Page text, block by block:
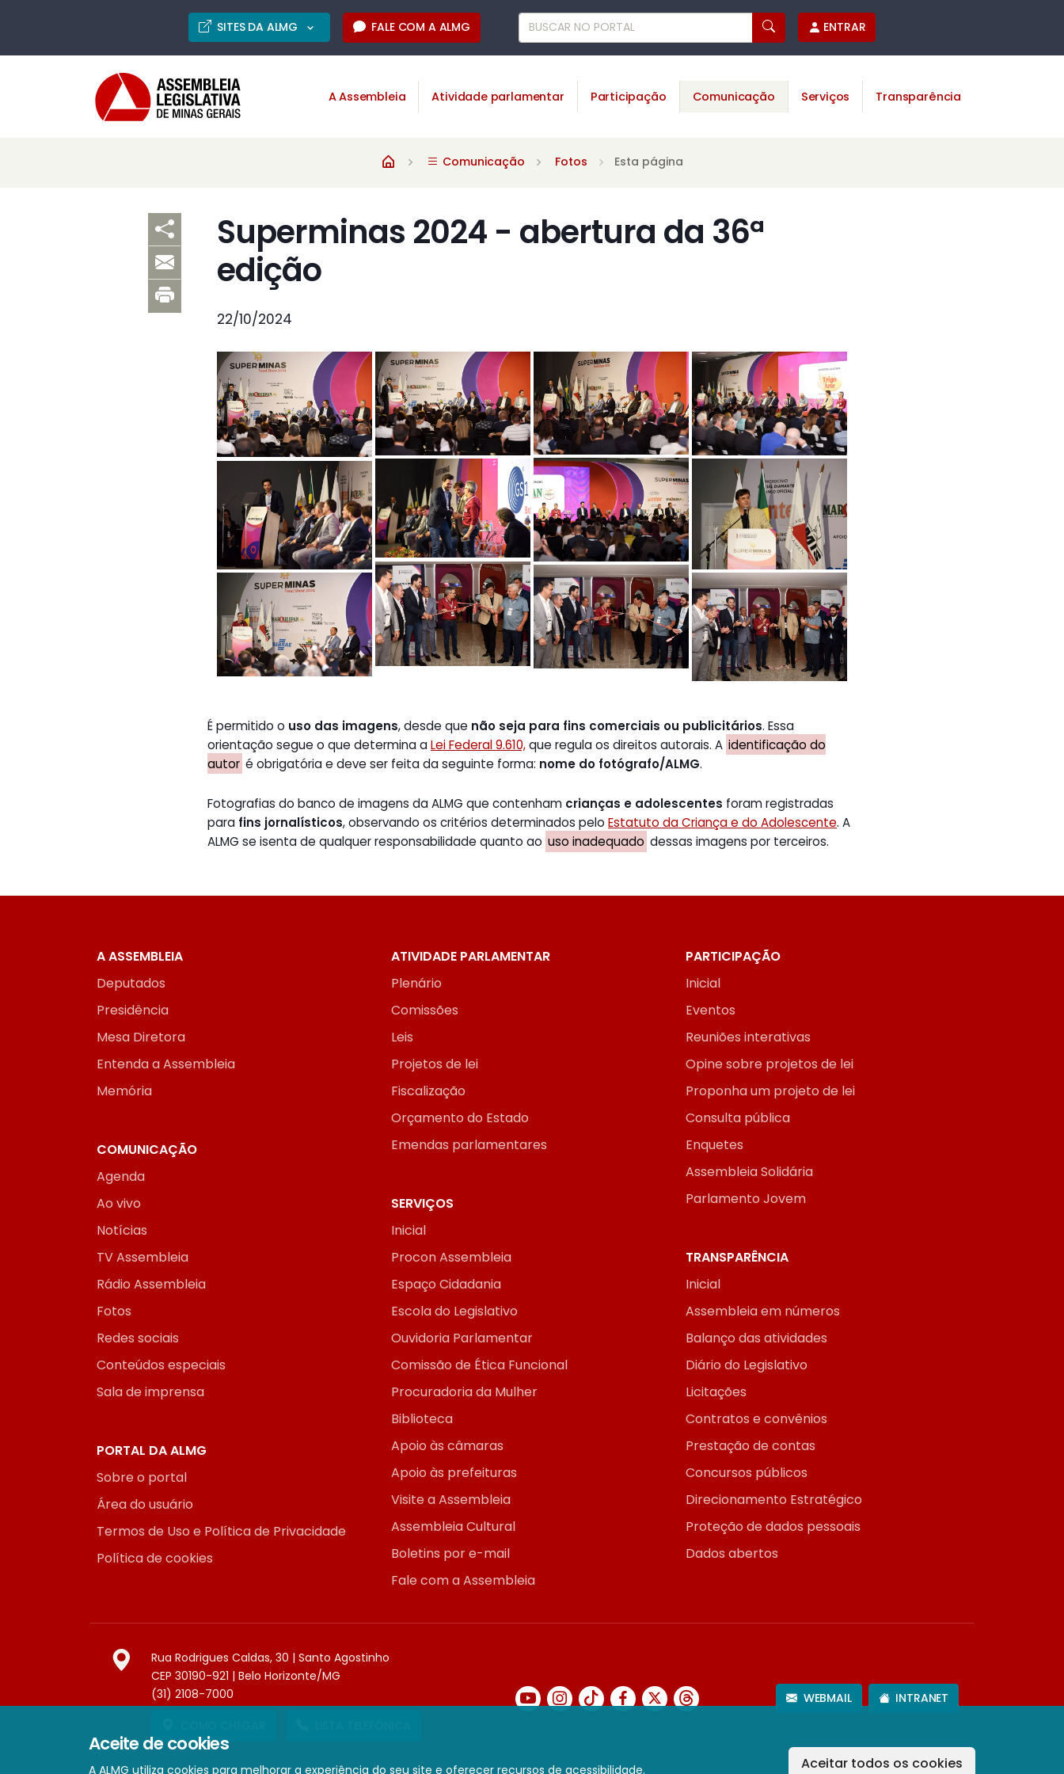
Aceite de cookies
A ALMG utiliza cookies para melhorar a experiência do seu site e oferecer recursos de acessibilidade. Aceitar todos os cookies
SITES DA ALMG FALE COM A ALMG ENTRAR
A Assembleia Atividade parlamentar Participação Comunicação Serviços Transparência
Comunicação Fotos Esta página
Superminas 2024 - abertura da 36ª
edição
22/10/2024
É permitido o uso das imagens, desde que não seja para fins comerciais ou publicitários. Essa
orientação segue o que determina aLei Federal 9.610,que regula os direitos autorais. A identificação do
autor é obrigatória e deve ser feita da seguinte forma: nome do fotógrafo/ALMG.
Fotografias do banco de imagens da ALMG que contenham crianças e adolescentes foram registradas
para fins jornalísticos, observando os critérios determinados pelo Estatuto da Criança e do Adolescente. A
ALMG se isenta de qualquer responsabilidade quanto ao uso inadequado dessas imagens por terceiros.
A ASSEMBLEIA
Deputados
Presidência
Mesa Diretora
Entenda a Assembleia
Memória
ATIVIDADE PARLAMENTAR
Plenário
Comissões
Leis
Projetos de lei
Fiscalização
Orçamento do Estado
Emendas parlamentares
PARTICIPAÇÃO
Inicial
Eventos
Reuniões interativas
Opine sobre projetos de lei
Proponha um projeto de lei
Consulta pública
Enquetes
Assembleia Solidária
Parlamento Jovem
COMUNICAÇÃO
Agenda
Ao vivo
Notícias
TV Assembleia
Rádio Assembleia
Fotos
Redes sociais
Conteúdos especiais
Sala de imprensa
SERVIÇOS
Inicial
Procon Assembleia
Espaço Cidadania
Escola do Legislativo
Ouvidoria Parlamentar
Comissão de Ética Funcional
Procuradoria da Mulher
Biblioteca
Apoio às câmaras
Apoio às prefeituras
Visite a Assembleia
Assembleia Cultural
Boletins por e-mail
Fale com a Assembleia
TRANSPARÊNCIA
Inicial
Assembleia em números
Balanço das atividades
Diário do Legislativo
Licitações
Contratos e convênios
Prestação de contas
Concursos públicos
Direcionamento Estratégico
Proteção de dados pessoais
Dados abertos
PORTAL DA ALMG
Sobre o portal
Área do usuário
Termos de Uso e Política de Privacidade
Política de cookies
Rua Rodrigues Caldas, 30 | Santo Agostinho
CEP 30190-921 | Belo Horizonte/MG
(31) 2108-7000
WEBMAIL INTRANET